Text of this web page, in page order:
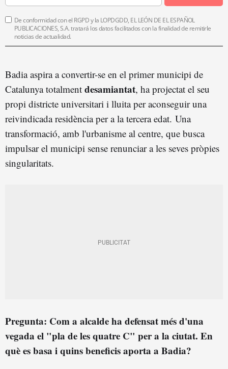
De conformidad con el RGPD y la LOPDGDD, EL LEÓN DE EL ESPAÑOL
PUBLICACIONES, S.A. tratará los datos facilitados con la finalidad de remitirle
noticias de actualidad.
Badia aspira a convertir-se en el primer municipi de
Catalunya totalment desamiantat, ha projectat el seu
propi districte universitari i lluita per aconseguir una
reivindicada residència per a la tercera edat. Una
transformació, amb l'urbanisme al centre, que busca
impulsar el municipi sense renunciar a les seves pròpies
singularitats.
Pregunta: Com a alcalde ha defensat més d'una
vegada el "pla de les quatre C" per a la ciutat. En
què es basa i quins beneficis aporta a Badia?